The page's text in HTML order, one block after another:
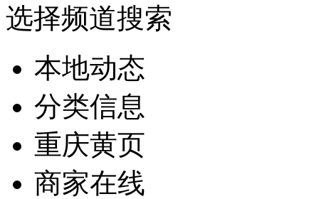
选择频道搜索
本地动态
分类信息
重庆黄页
商家在线